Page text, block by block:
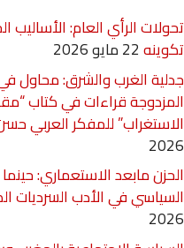
تحولات الرأي العام: الأساليب
تكوينه22 مايو 2026
جدلية الغرب والشرق: محاول في
المزدوجة قراءات في كتاب
الاستغراب” للمفكر العربي
2026
الحزن مابعد الاستعماري: حينما
السياسي في الأدب السرديات
2026